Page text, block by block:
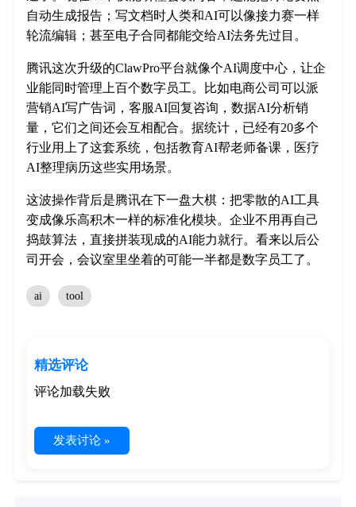
自动生成报告；写文档时人类和AI可以像接力赛一样
轮流编辑；甚至电子合同都能交给AI法务先过目。
腾讯这次升级的ClawPro平台就像个AI调度中心，让企
业能同时管理上百个数字员工。比如电商公司可以派
营销AI写广告词，客服AI回复咨询，数据AI分析销
量，它们之间还会互相配合。据统计，已经有20多个
行业用上了这套系统，包括教育AI帮老师备课，医疗
AI整理病历这些实用场景。
这波操作背后是腾讯在下一盘大棋：把零散的AI工具
变成像乐高积木一样的标准化模块。企业不用再自己
捣鼓算法，直接拼装现成的AI能力就行。看来以后公
司开会，会议室里坐着的可能一半都是数字员工了。
ai tool
精选评论
评论加载失败
发表讨论 »